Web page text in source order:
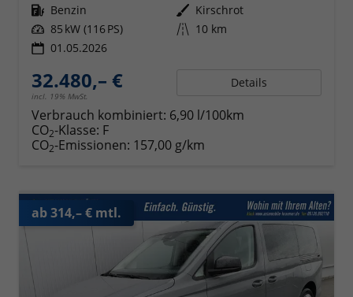
Kraftstoff Benzin Außenfarbe Kirschrot
Leistung 85 kW (116 PS) Kilometerstand 10 km
01.05.2026
32.480,– €
incl. 19% MwSt.
Details
Verbrauch kombiniert: 6,90 l/100km
CO2-Klasse: F
CO2-Emissionen: 157,00 g/km
ab 314,– € mtl.